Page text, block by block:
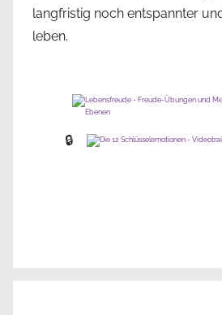
langfristig noch entspannter
leben.
🔒